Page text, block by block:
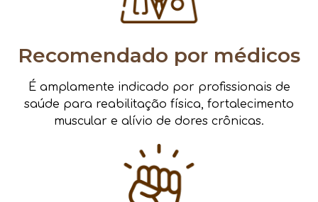
Recomendado por médicos
É amplamente indicado por profissionais de
saúde para reabilitação física, fortalecimento
muscular e alívio de dores crônicas.